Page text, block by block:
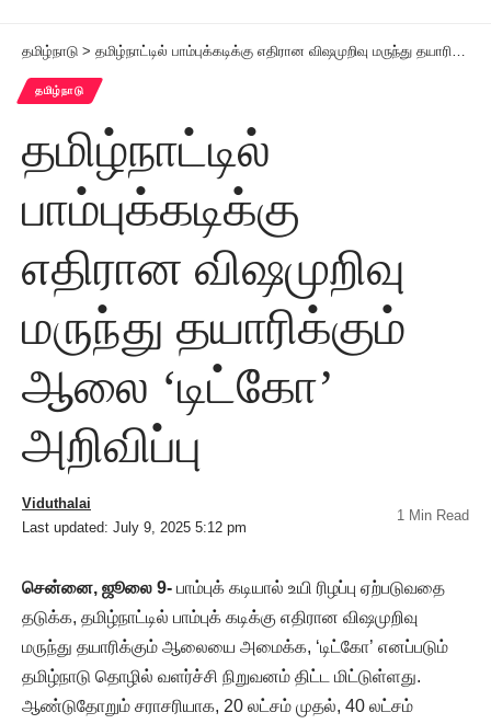
தமிழ்நாடு > தமிழ்நாட்டில் பாம்புக்கடிக்கு எதிரான விஷமுறிவு மருந்து தயாரிக்கும் ஆலை ‘டிட்கோ’ அறிவிப்பு
தமிழ்நாடு
தமிழ்நாட்டில்
பாம்புக்கடிக்கு
எதிரான விஷமுறிவு
மருந்து தயாரிக்கும்
ஆலை ‘டிட்கோ’
அறிவிப்பு
Last updated: July 9, 2025 5:12 pm
Viduthalai
1 Min Read
சென்னை, ஜூலை 9- பாம்புக் கடியால் உயி ரிழப்பு ஏற்படுவதை
தடுக்க, தமிழ்நாட்டில் பாம்புக் கடிக்கு எதிரான விஷமுறிவு
மருந்து தயாரிக்கும் ஆலையை அமைக்க, ‘டிட்கோ’ எனப்படும்
தமிழ்நாடு தொழில் வளர்ச்சி நிறுவனம் திட்ட மிட்டுள்ளது.
ஆண்டுதோறும் சராசரியாக, 20 லட்சம் முதல், 40 லட்சம்